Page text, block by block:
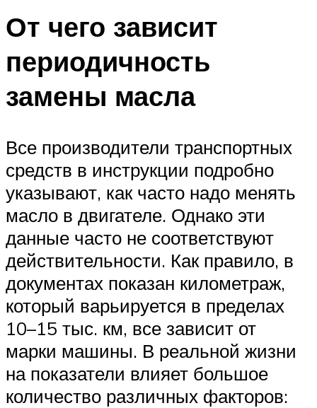
От чего зависит
периодичность
замены масла
Все производители транспортных
средств в инструкции подробно
указывают, как часто надо менять
масло в двигателе. Однако эти
данные часто не соответствуют
действительности. Как правило, в
документах показан километраж,
который варьируется в пределах
10–15 тыс. км, все зависит от
марки машины. В реальной жизни
на показатели влияет большое
количество различных факторов: